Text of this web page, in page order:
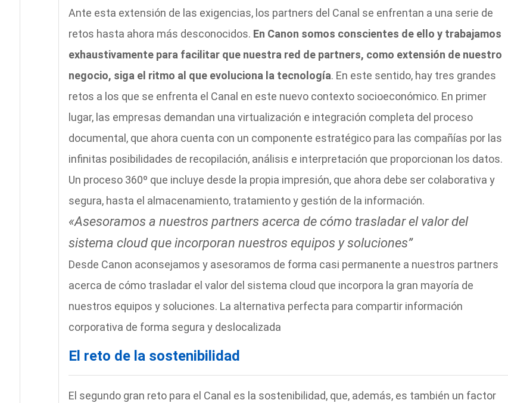
Ante esta extensión de las exigencias, los partners del Canal se enfrentan a una serie de
retos hasta ahora más desconocidos. En Canon somos conscientes de ello y trabajamos
exhaustivamente para facilitar que nuestra red de partners, como extensión de nuestro
negocio, siga el ritmo al que evoluciona la tecnología. En este sentido, hay tres grandes
retos a los que se enfrenta el Canal en este nuevo contexto socioeconómico. En primer
lugar, las empresas demandan una virtualización e integración completa del proceso
documental, que ahora cuenta con un componente estratégico para las compañías por las
infinitas posibilidades de recopilación, análisis e interpretación que proporcionan los datos.
Un proceso 360º que incluye desde la propia impresión, que ahora debe ser colaborativa y
segura, hasta el almacenamiento, tratamiento y gestión de la información.
«Asesoramos a nuestros partners acerca de cómo trasladar el valor del
sistema cloud que incorporan nuestros equipos y soluciones”
Desde Canon aconsejamos y asesoramos de forma casi permanente a nuestros partners
acerca de cómo trasladar el valor del sistema cloud que incorpora la gran mayoría de
nuestros equipos y soluciones. La alternativa perfecta para compartir información
corporativa de forma segura y deslocalizada
El reto de la sostenibilidad
El segundo gran reto para el Canal es la sostenibilidad, que, además, es también un factor